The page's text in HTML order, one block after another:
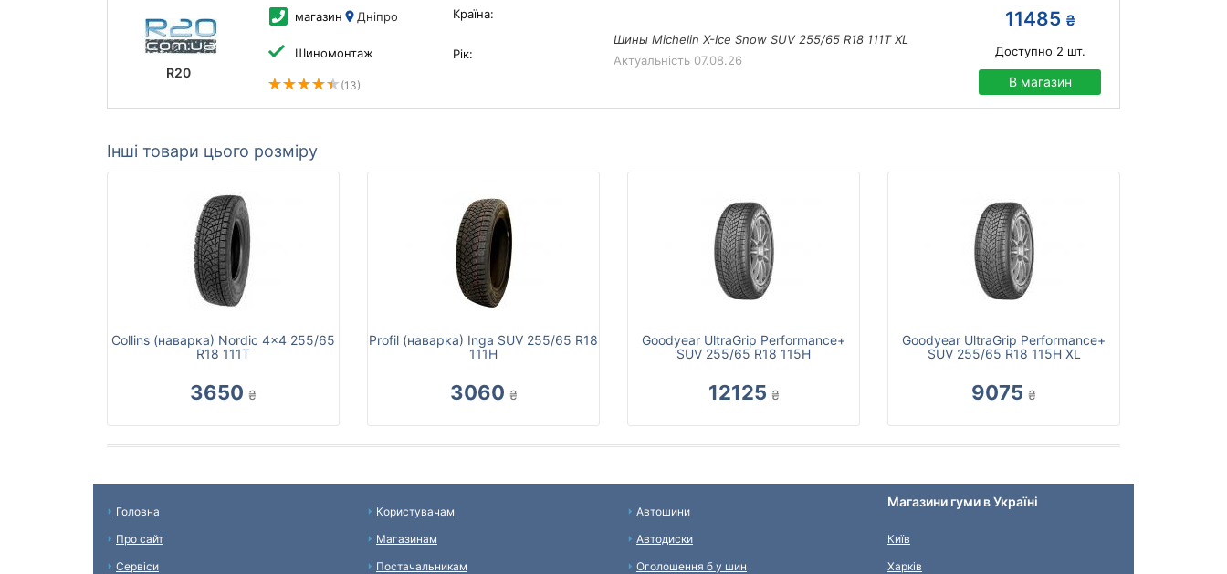
R20
магазин Дніпро
Шиномонтаж
(13)
Країна:
Рік:
Шины Michelin X-Ice Snow SUV 255/65 R18 111T XL
Актуальність 07.08.26
11485 ₴
Доступно 2 шт.
В магазин
Інші товари цього розміру
Collins (наварка) Nordic 4x4 255/65
R18 111T
3650 ₴
Profil (наварка) Inga SUV 255/65 R18
111H
3060 ₴
Goodyear UltraGrip Performance+
SUV 255/65 R18 115H
12125 ₴
Goodyear UltraGrip Performance+
SUV 255/65 R18 115H XL
9075 ₴
Головна
Про сайт
Сервіси
Користувачам
Магазинам
Постачальникам
Автошини
Автодиски
Оголошення б у шин
Магазини гуми в Україні
Київ
Харків